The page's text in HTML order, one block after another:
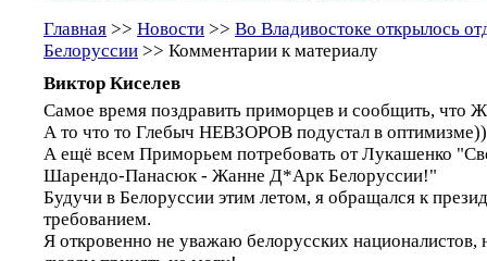
Главная >> Новости >> Во Владивостоке открылось
Белоруссии >> Комментарии к материалу
Виктор Киселев
Самое время поздравить приморцев и сообщить,
А то что то Глебыч НЕВЗОРОВ подустал в
А ещё всем Приморьем потребовать от Лукашенко
Шарендо-Панасюк - Жанне Д*Арк Белоруссии!"
Будучи в Белоруссии этим летом, я обращался к
требованием.
Я откровенно не уважаю белорусских националистов,